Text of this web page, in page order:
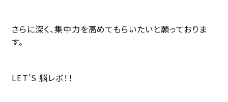
さらに深く、集中力を高めてもらいたいと願っておりま
す。
LET’S 脳レボ！！